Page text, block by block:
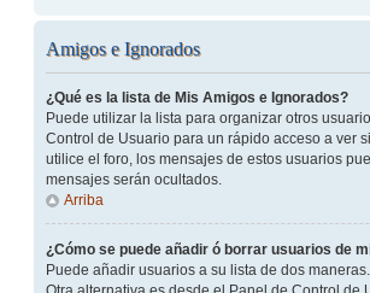
Amigos e Ignorados
¿Qué es la lista de Mis Amigos e Ignorados?
Puede utilizar la lista para organizar otros
Control de Usuario para un rápido acceso a ver
utilice el foro, los mensajes de estos usuarios
mensajes serán ocultados.
Arriba
¿Cómo se puede añadir ó borrar usuarios de
Puede añadir usuarios a su lista de dos